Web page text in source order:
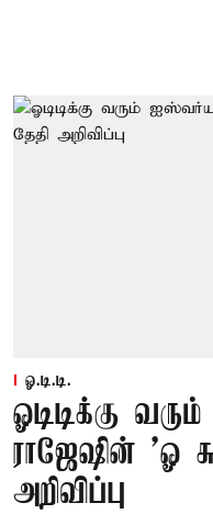
ஓ.டி.டி.
ஓடிடிக்கு
ராஜேஷின் 'ஓ
அறிவிப்பு